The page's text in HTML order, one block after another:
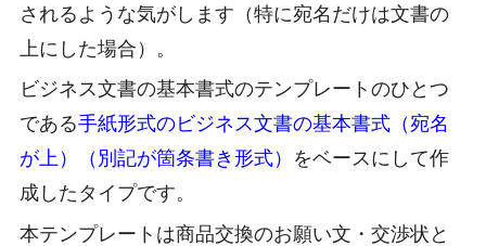
されるような気がします（特に宛名だけは文書の
上にした場合）。
ビジネス文書の基本書式のテンプレートのひとつ
である手紙形式のビジネス文書の基本書式（宛名
が上）（別記が箇条書き形式） をベースにして作
成したタイプです。
本テンプレートは商品交換のお願い文・交渉状と